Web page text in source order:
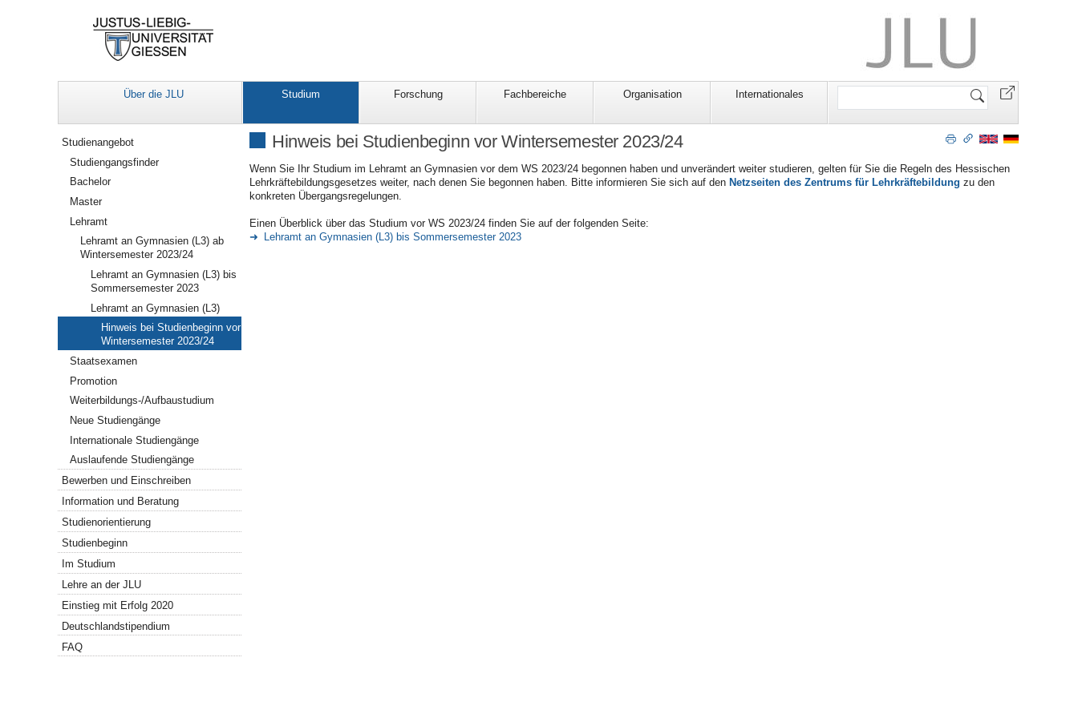
Über die JLU Studium Forschung Fachbereiche Organisation Internationales
Website
Hinweis bei Studienbeginn vor Wintersemester 2023/24
Wenn Sie Ihr Studium im Lehramt an Gymnasien vor dem WS 2023/24 begonnen haben und unverändert weiter studieren, gelten für Sie die Regeln des Hessischen
Lehrkräftebildungsgesetzes weiter, nach denen Sie begonnen haben. Bitte informieren Sie sich auf den Netzseiten des Zentrums für Lehrkräftebildung zu den
konkreten Übergangsregelungen.
Einen Überblick über das Studium vor WS 2023/24 finden Sie auf der folgenden Seite:
Lehramt an Gymnasien (L3) bis Sommersemester 2023
Navigation
Studienangebot
Studiengangsfinder
Bachelor
Master
Lehramt
Lehramt an Gymnasien (L3) ab
Wintersemester 2023/24
Lehramt an Gymnasien (L3) bis
Sommersemester 2023
Lehramt an Gymnasien (L3)
Hinweis bei Studienbeginn vor
Wintersemester 2023/24
Staatsexamen
Promotion
Weiterbildungs-/Aufbaustudium
Neue Studiengänge
Internationale Studiengänge
Auslaufende Studiengänge
Bewerben und Einschreiben
Information und Beratung
Studienorientierung
Studienbeginn
Im Studium
Lehre an der JLU
Einstieg mit Erfolg 2020
Deutschlandstipendium
FAQ